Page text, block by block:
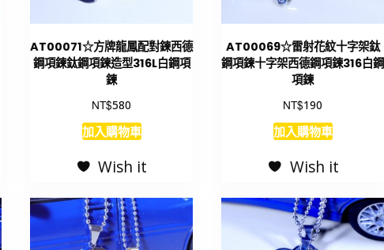
AT00071☆方牌龍鳳配對鍊西德
鋼項鍊鈦鋼項鍊造型316L白鋼項
鍊
NT$580
加入購物車
Wish it
AT00069☆雷射花紋十字架鈦
鋼項鍊十字架西德鋼項鍊316白鋼
項鍊
NT$190
加入購物車
Wish it